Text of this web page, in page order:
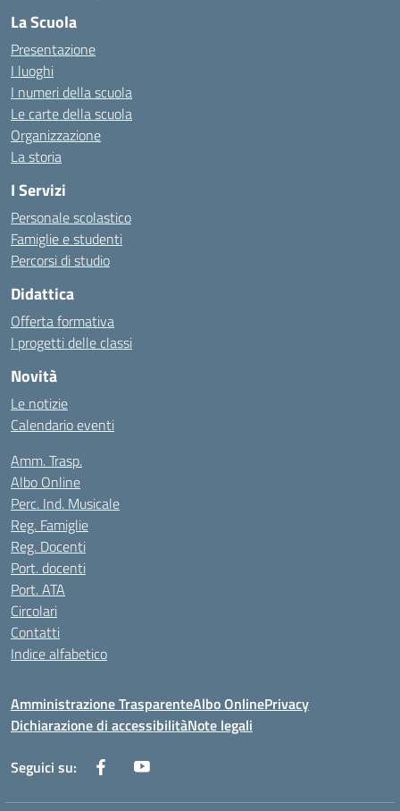
La Scuola
Presentazione
I luoghi
I numeri della scuola
Le carte della scuola
Organizzazione
La storia
I Servizi
Personale scolastico
Famiglie e studenti
Percorsi di studio
Didattica
Offerta formativa
I progetti delle classi
Novità
Le notizie
Calendario eventi
Amm. Trasp.
Albo Online
Perc. Ind. Musicale
Reg. Famiglie
Reg. Docenti
Port. docenti
Port. ATA
Circolari
Contatti
Indice alfabetico
Amministrazione TrasparenteAlbo OnlinePrivacy
Dichiarazione di accessibilitàNote legali
Seguici su: